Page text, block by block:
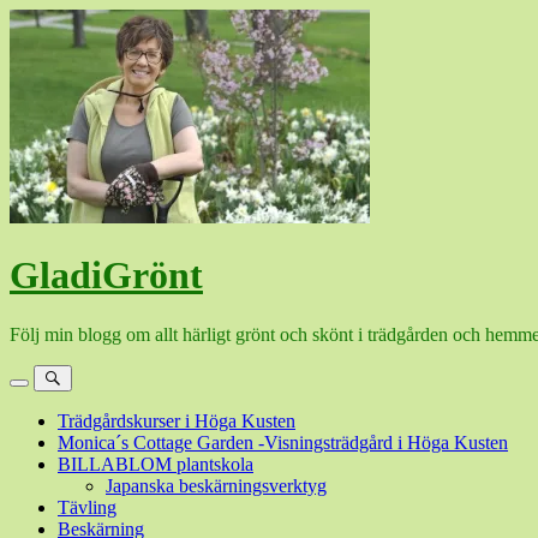
Hoppa
GladiGrönt
Följ min blogg om allt härligt grönt och skönt i trädgården och
MenySök
Trädgårdskurser i Höga Kusten
Monica´s Cottage Garden -Visningsträdgård i Höga Kusten
BILLABLOM plantskola
Japanska beskärningsverktyg
Tävling
Beskärning